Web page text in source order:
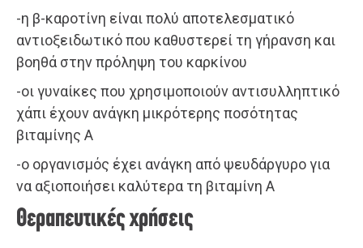
-η β-καροτίνη είναι πολύ αποτελεσματικό
αντιοξειδωτικό που καθυστερεί τη γήρανση και
βοηθά στην πρόληψη του καρκίνου
-οι γυναίκες που χρησιμοποιούν αντισυλληπτικό
χάπι έχουν ανάγκη μικρότερης ποσότητας
βιταμίνης Α
-ο οργανισμός έχει ανάγκη από ψευδάργυρο για
να αξιοποιήσει καλύτερα τη βιταμίνη Α
Θεραπευτικές χρήσεις